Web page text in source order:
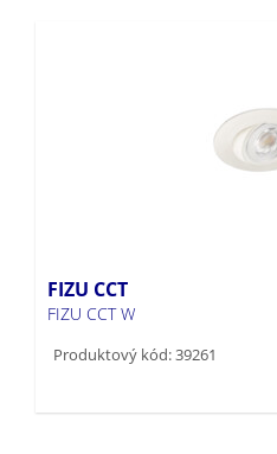
FIZU CCT
FIZU CCT W
Produktový kód: 39261